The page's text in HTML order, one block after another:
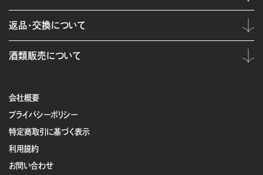
会社概要
プライバシーポリシー
特定商取引に基づく表示
利用規約
お問い合わせ
返品・交換について
酒類販売について